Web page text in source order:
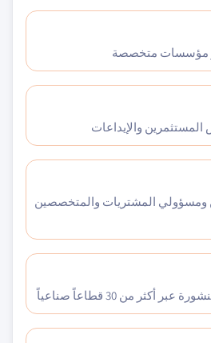
مؤسسات متخصصة
المستثمرين والإيداعات
ومسؤولي المشتريات والمتخصصين